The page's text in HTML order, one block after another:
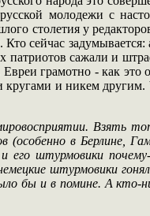
молодежи с
столетия у
сейчас задумывается:
патриотов сажали и
грамотно - как это
кругами и никем
Взять
в Берлине,
его штурмовики
штурмовики
бы и в помине. А